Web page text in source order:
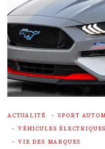
ACTUALITÉ
SPORT
VÉHICULES
VIE DES MARQUES